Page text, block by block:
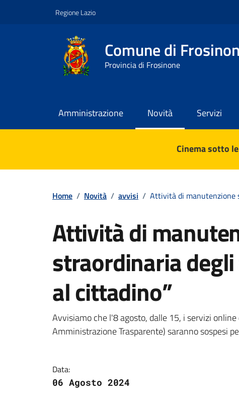
Regione Lazio
Comune di
Provincia di Frosinone
Amministrazione Novità Servizi
Contenuti in evidenzaCinema sotto
Home / Novità / avvisi / Attività di manutenzione
Attività di
straordinaria
al cittadino”
Dettagli della notizia
Avvisiamo che l'8 agosto, dalle 15, i servizi
Amministrazione Trasparente) saranno sospesi
Data:
06 Agosto 2024